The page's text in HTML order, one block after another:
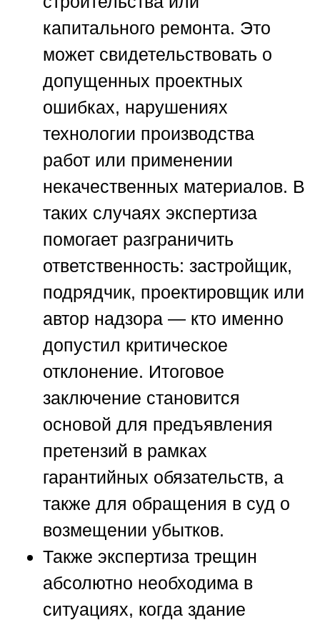
капитального ремонта. Это
может свидетельствовать о
допущенных проектных
ошибках, нарушениях
технологии производства
работ или применении
некачественных материалов. В
таких случаях экспертиза
помогает разграничить
ответственность: застройщик,
подрядчик, проектировщик или
автор надзора — кто именно
допустил критическое
отклонение. Итоговое
заключение становится
основой для предъявления
претензий в рамках
гарантийных обязательств, а
также для обращения в суд о
возмещении убытков.
Также экспертиза трещин
абсолютно необходима в
ситуациях, когда здание